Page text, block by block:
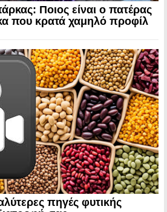
Ποιος είναι ο πατέρας
που κρατά χαμηλό προφίλ
πηγές φυτικής